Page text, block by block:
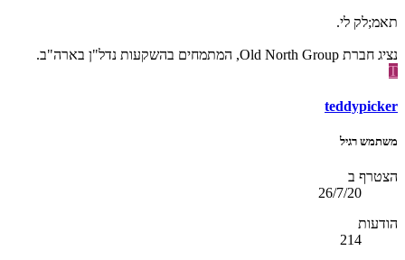
תאמ;לק לי.
נציג חברת Old North Group, המתמחים בהשקעות נדל"ן בארה"ב.
T
teddypicker
משתמש רגיל
הצטרף ב
26/7/20
הודעות
214